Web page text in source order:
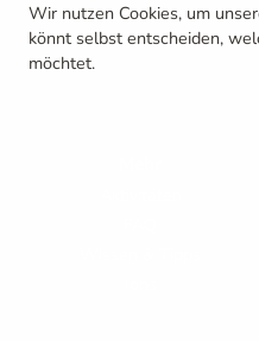
Wir nutzen Cookies, um
könnt selbst entscheiden,
möchtet.